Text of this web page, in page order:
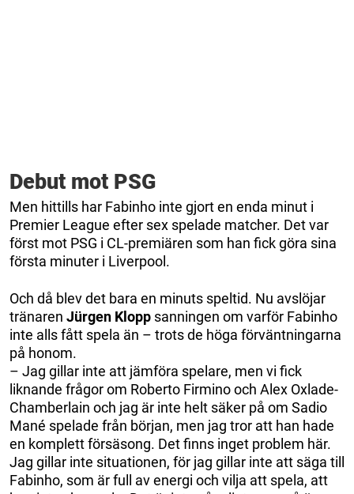
Debut mot PSG
Men hittills har Fabinho inte gjort en enda minut i
Premier League efter sex spelade matcher. Det var
först mot PSG i CL-premiären som han fick göra sina
första minuter i Liverpool.
Och då blev det bara en minuts speltid. Nu avslöjar
tränaren Jürgen Klopp sanningen om varför Fabinho
inte alls fått spela än – trots de höga förväntningarna
på honom.
– Jag gillar inte att jämföra spelare, men vi fick
liknande frågor om Roberto Firmino och Alex Oxlade-
Chamberlain och jag är inte helt säker på om Sadio
Mané spelade från början, men jag tror att han hade
en komplett försäsong. Det finns inget problem här.
Jag gillar inte situationen, för jag gillar inte att säga till
Fabinho, som är full av energi och vilja att spela, att